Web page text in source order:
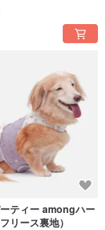
ティー amongハー
リース裏地）